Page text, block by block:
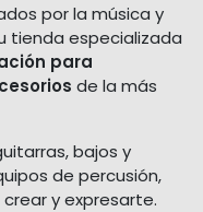
por la música y
tienda especializada
para
de la más
bajos y
de percusión,
y expresarte.